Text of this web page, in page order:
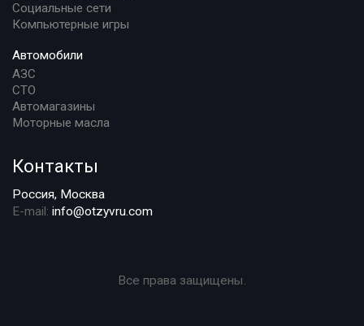
Социальные сети
Компьютерные игры
Автомобили
АЗС
СТО
Автомагазины
Моторные масла
Контакты
Россия, Москва
E-mail: info@otzyvru.com
Все права защищены.